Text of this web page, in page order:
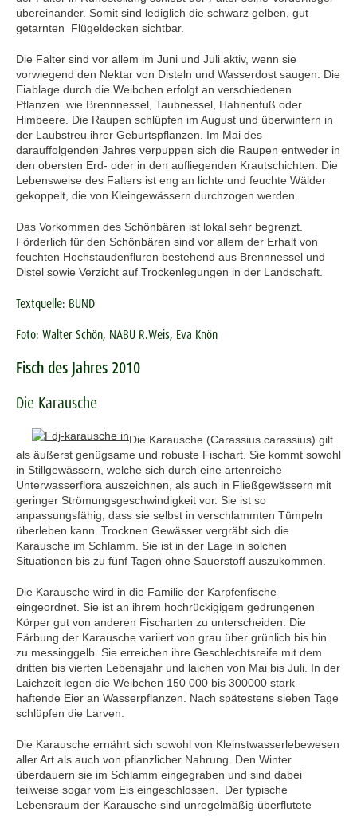
übereinander. Somit sind lediglich die schwarz gelben, gut
getarnten Flügeldecken sichtbar.
Die Falter sind vor allem im Juni und Juli aktiv, wenn sie
vorwiegend den Nektar von Disteln und Wasserdost saugen. Die
Eiablage durch die Weibchen erfolgt an verschiedenen
Pflanzen wie Brennnessel, Taubnessel, Hahnenfuß oder
Himbeere. Die Raupen schlüpfen im August und überwintern in
der Laubstreu ihrer Geburtspflanzen. Im Mai des
darauffolgenden Jahres verpuppen sich die Raupen entweder in
den obersten Erd- oder in den aufliegenden Krautschichten. Die
Lebensweise des Falters ist eng an lichte und feuchte Wälder
gekoppelt, die von Kleingewässern durchzogen werden.
Das Vorkommen des Schönbären ist lokal sehr begrenzt.
Förderlich für den Schönbären sind vor allem der Erhalt von
feuchten Hochstaudenfluren bestehend aus Brennnessel und
Distel sowie Verzicht auf Trockenlegungen in der Landschaft.
Textquelle: BUND
Foto: Walter Schön, NABU R.Weis, Eva Knön
Fisch des Jahres 2010
Die Karausche
Die Karausche (Carassius carassius) gilt
als äußerst genügsame und robuste Fischart. Sie kommt sowohl
in Stillgewässern, welche sich durch eine artenreiche
Unterwasserflora auszeichnen, als auch in Fließgewässern mit
geringer Strömungsgeschwindigkeit vor. Sie ist so
anpassungsfähig, dass sie selbst in verschlammten Tümpeln
überleben kann. Trocknen Gewässer vergräbt sich die
Karausche im Schlamm. Sie ist in der Lage in solchen
Situationen bis zu fünf Tagen ohne Sauerstoff auszukommen.
Die Karausche wird in die Familie der Karpfenfische
eingeordnet. Sie ist an ihrem hochrückigigem gedrungenen
Körper gut von anderen Fischarten zu unterscheiden. Die
Färbung der Karausche variiert von grau über grünlich bis hin
zu messinggelb. Sie erreichen ihre Geschlechtsreife mit dem
dritten bis vierten Lebensjahr und laichen von Mai bis Juli. In der
Laichzeit legen die Weibchen 150 000 bis 300000 stark
haftende Eier an Wasserpflanzen. Nach spätestens sieben Tage
schlüpfen die Larven.
Die Karausche ernährt sich sowohl von Kleinstwasserlebewesen
aller Art als auch von pflanzlicher Nahrung. Den Winter
überdauern sie im Schlamm eingegraben und sind dabei
teilweise sogar vom Eis eingeschlossen. Der typische
Lebensraum der Karausche sind unregelmäßig überflutete